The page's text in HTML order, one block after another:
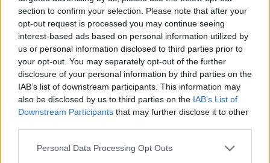
section to confirm your selection. Please note that after your
opt-out request is processed you may continue seeing
interest-based ads based on personal information utilized by
us or personal information disclosed to third parties prior to
your opt-out. You may separately opt-out of the further
disclosure of your personal information by third parties on the
IAB’s list of downstream participants. This information may
also be disclosed by us to third parties on the IAB’s List of
Downstream Participants that may further disclose it to other
Personal Data Processing Opt Outs
Gobierno y CCAA adaptan el Plan
Estratégico para la Política Agraria
Común tras las observaciones
europeas